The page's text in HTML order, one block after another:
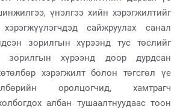
үнэлгээ хийн хэрэгжилтийг
сайжруулах санал
зорилгын хүрээнд тус төслийг
зорилгын хүрээнд доор дурдсан
хэрэгжилт болон төгсгөл үе
оролцогчид, хамтрагч
албан тушаалтнуудаас тоон